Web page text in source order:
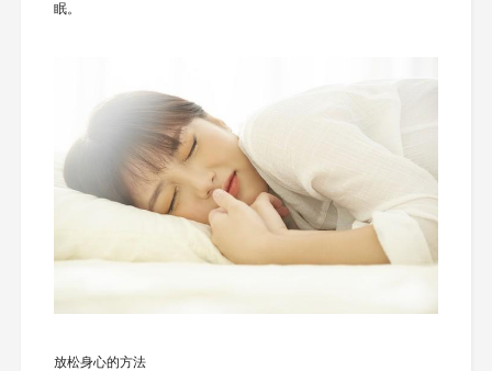
眠。
放松身心的方法